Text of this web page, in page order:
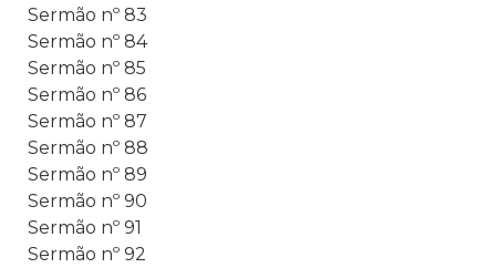
Sermão nº 83
Sermão nº 84
Sermão nº 85
Sermão nº 86
Sermão nº 87
Sermão nº 88
Sermão nº 89
Sermão nº 90
Sermão nº 91
Sermão nº 92